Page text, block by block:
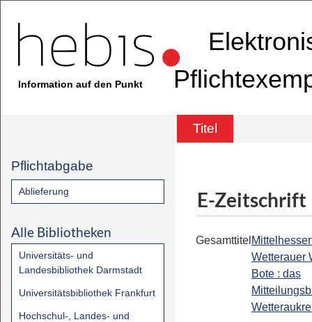
Information auf den Punkt
Titel
Pflichtabgabe
Ablieferung
Alle Bibliotheken
Universitäts- und
Landesbibliothek Darmstadt
Universitätsbibliothek Frankfurt
Hochschul-, Landes- und
E-Zeitschrift
Gesamttitel
Wetterauer
Bote : das